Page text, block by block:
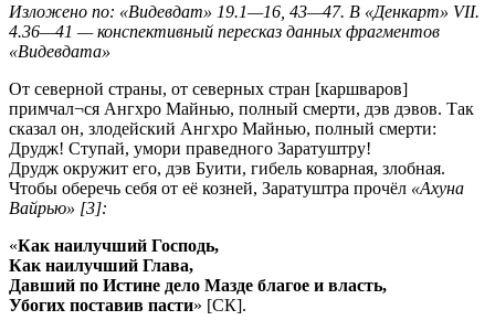
Изложено по: «Видевдат» 19.1—16, 43—47. В «Денкарт» VII.
4.36—41 — конспективный пересказ данных фрагментов
«Видевдата»
От северной страны, от северных стран [каршваров]
примчал¬ся Ангхро Майнью, полный смерти, дэв дэвов. Так
сказал он, злодейский Ангхро Майнью, полный смерти:
Друдж! Ступай, умори праведного Заратуштру!
Друдж окружит его, дэв Буити, гибель коварная, злобная.
Чтобы оберечь себя от её козней, Заратуштра прочёл «Ахуна
Вайрью» [3]:
«Как наилучший Господь,
Как наилучший Глава,
Давший по Истине дело Мазде благое и власть,
Убогих поставив пасти» [СК].